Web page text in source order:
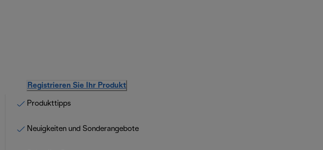
Registrieren Sie Ihr Produkt
Produkttipps
Neuigkeiten und Sonderangebote